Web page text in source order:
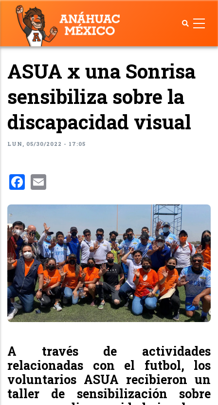
Pasar
contenido
principal
ASUA x una Sonrisa
sensibiliza sobre la
discapacidad visual
LUN, 05/30/2022 - 17:05
Facebook
A través de actividades
relacionadas con el futbol, los
voluntarios ASUA recibieron un
taller de sensibilización sobre